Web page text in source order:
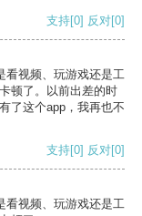
支持[0] 反对[0]
看视频、玩游戏还是工
顿了。以前出差的时
了这个app，我再也不
支持[0] 反对[0]
看视频、玩游戏还是工